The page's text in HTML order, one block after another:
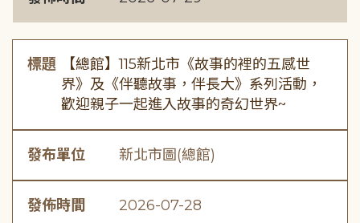
標題
【總館】115新北市《故事的裡的五感世
界》及《伴聽故事，伴長大》系列活動，
歡迎親子一起進入故事的奇幻世界~
發布單位 新北市圖(總館)
發佈時間 2026-07-28